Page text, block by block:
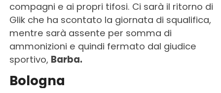
compagni e ai propri tifosi. Ci sarà il ritorno di
Glik che ha scontato la giornata di squalifica,
mentre sarà assente per somma di
ammonizioni e quindi fermato dal giudice
sportivo, Barba.
Bologna